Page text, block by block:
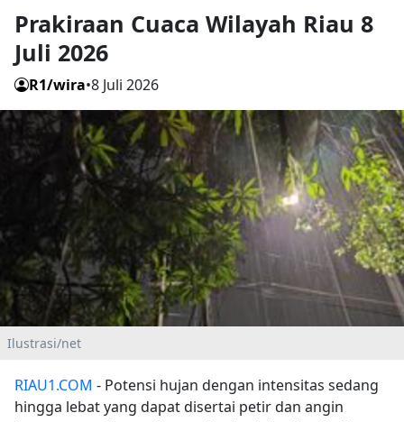
Prakiraan Cuaca Wilayah Riau 8
Juli 2026
R1/wira•8 Juli 2026
Ilustrasi/net
RIAU1.COM - Potensi hujan dengan intensitas sedang
hingga lebat yang dapat disertai petir dan angin